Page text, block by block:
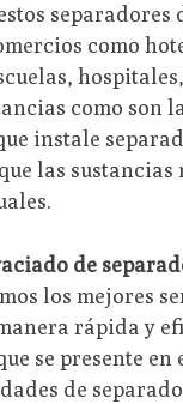
separadores
como
como son
instale
las sustancias
de
los mejores
rápida y
se presente en
de